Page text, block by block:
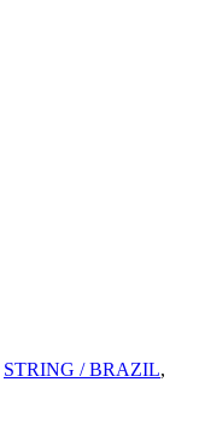
STRING / BRAZIL,